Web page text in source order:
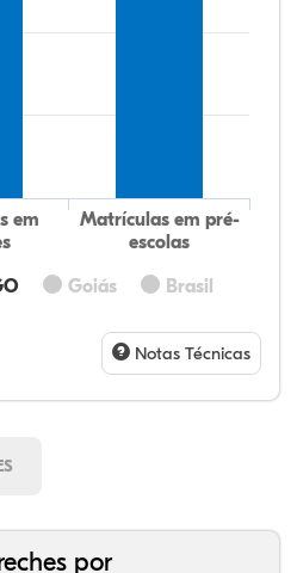
Goiás Brasil
em
Matrículas em pré-
escolas
Notas Técnicas
por